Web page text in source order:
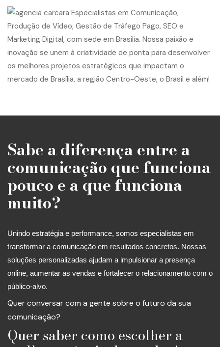
Sabe a diferença entre a
comunicação que funciona
pouco e a que funciona
muito?
Unindo estratégia e performance, somos especialistas em
transformar a comunicação em resultados concretos. Nossas
soluções personalizadas ajudam a impulsionar a presença
online, aumentar as vendas e fortalecer o relacionamento com o
público-alvo.
Quer conversar com a gente sobre o futuro da sua
comunicação?
Quer saber como escolher a